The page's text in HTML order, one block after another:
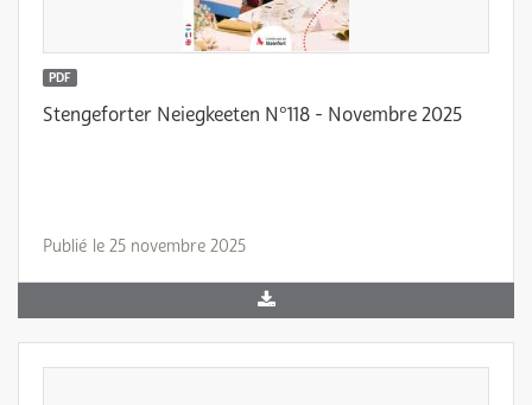
PDF
Stengeforter Neiegkeeten N°118 - Novembre 2025
Publié le 25 novembre 2025